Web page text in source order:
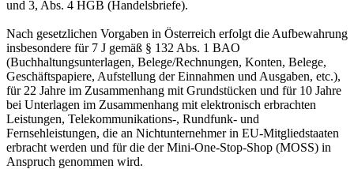
und 3, Abs. 4 HGB (Handelsbriefe).
Nach gesetzlichen Vorgaben in Österreich erfolgt die Aufbewahrung
insbesondere für 7 J gemäß § 132 Abs. 1 BAO
(Buchhaltungsunterlagen, Belege/Rechnungen, Konten, Belege,
Geschäftspapiere, Aufstellung der Einnahmen und Ausgaben, etc.),
für 22 Jahre im Zusammenhang mit Grundstücken und für 10 Jahre
bei Unterlagen im Zusammenhang mit elektronisch erbrachten
Leistungen, Telekommunikations-, Rundfunk- und
Fernsehleistungen, die an Nichtunternehmer in EU-Mitgliedstaaten
erbracht werden und für die der Mini-One-Stop-Shop (MOSS) in
Anspruch genommen wird.